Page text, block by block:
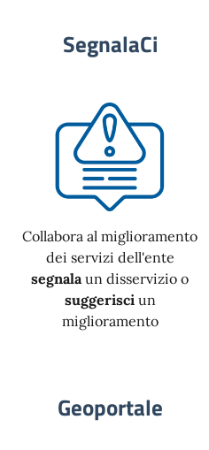
SegnalaCi
Collabora al miglioramento
dei servizi dell'ente
segnala un disservizio o
suggerisciun
miglioramento
Geoportale